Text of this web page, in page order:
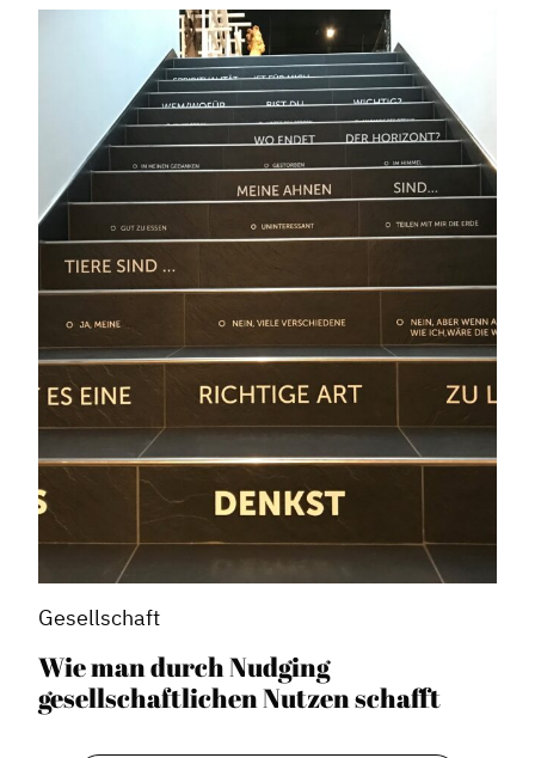
Gesellschaft
Wie man durch Nudging
gesellschaftlichen Nutzen schafft